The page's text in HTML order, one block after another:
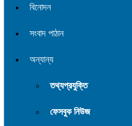
বিনোদন
সংবাদ পাঠান
অন্যান্য
তথ্যপ্রযুক্তি
ফেসবুক নিউজ